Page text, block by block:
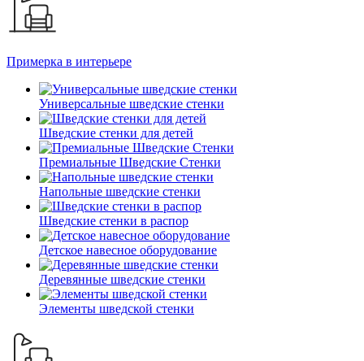
Примерка в интерьере
Универсальные шведские стенки
Шведские стенки для детей
Премиальные Шведские Стенки
Напольные шведские стенки
Шведские стенки в распор
Детское навесное оборудование
Деревянные шведские стенки
Элементы шведской стенки